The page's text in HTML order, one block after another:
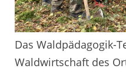
Das Waldpädagogik-
Waldwirtschaft des